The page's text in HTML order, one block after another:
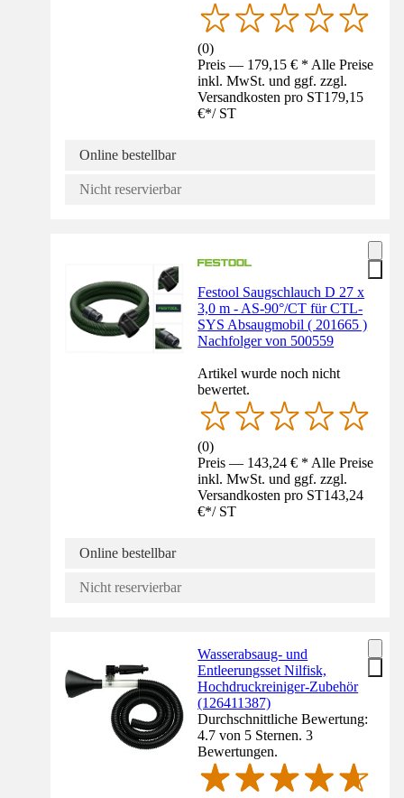
(0)
Preis — 179,15 € * Alle Preise
inkl. MwSt. und ggf. zzgl.
Versandkosten pro ST179,15
€*/ ST
Online bestellbar
Nicht reservierbar
Festool Saugschlauch D 27 x
3,0 m - AS-90°/CT für CTL-
SYS Absaugmobil ( 201665 )
Nachfolger von 500559
Artikel wurde noch nicht
bewertet.
(0)
Preis — 143,24 € * Alle Preise
inkl. MwSt. und ggf. zzgl.
Versandkosten pro ST143,24
€*/ ST
Online bestellbar
Nicht reservierbar
Wasserabsaug- und
Entleerungsset Nilfisk,
Hochdruckreiniger-Zubehör
(126411387)
Durchschnittliche Bewertung:
4.7 von 5 Sternen. 3
Bewertungen.